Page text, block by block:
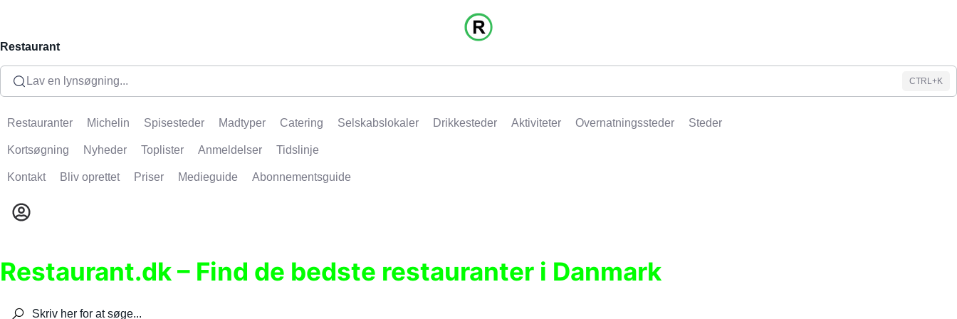
Restaurant
Lav en lynsøgning... CTRL+K
Restauranter Michelin Spisesteder Madtyper Catering Selskabslokaler Drikkesteder Aktiviteter Overnatningssteder Steder
Kortsøgning Nyheder Toplister Anmeldelser Tidslinje
Kontakt Bliv oprettet Priser Medieguide Abonnementsguide
Restaurant.dk – Find de bedste restauranter i Danmark